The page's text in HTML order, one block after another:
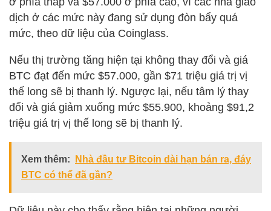
dịch ở các mức này đang sử dụng đòn bẩy quá
mức, theo dữ liệu của Coinglass.
Nếu thị trường tăng hiện tại không thay đổi và giá
BTC đạt đến mức $57.000, gần $71 triệu giá trị vị
thế long sẽ bị thanh lý. Ngược lại, nếu tâm lý thay
đổi và giá giảm xuống mức $55.900, khoảng $91,2
triệu giá trị vị thế long sẽ bị thanh lý.
Xem thêm:
Nhà đầu tư Bitcoin dài hạn bán ra, đáy
BTC có thể đã gần?